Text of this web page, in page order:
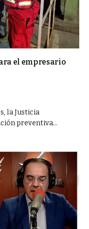
el empresario
la Justicia
preventiva...